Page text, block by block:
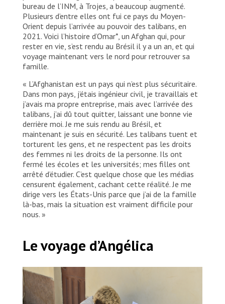
bureau de l’INM, à Trojes, a beaucoup augmenté.
Plusieurs d’entre elles ont fui ce pays du Moyen-
Orient depuis l’arrivée au pouvoir des talibans, en
2021. Voici l’histoire d’Omar*, un Afghan qui, pour
rester en vie, s’est rendu au Brésil il y a un an, et qui
voyage maintenant vers le nord pour retrouver sa
famille.
« L’Afghanistan est un pays qui n’est plus sécuritaire.
Dans mon pays, j’étais ingénieur civil, je travaillais et
j’avais ma propre entreprise, mais avec l’arrivée des
talibans, j’ai dû tout quitter, laissant une bonne vie
derrière moi. Je me suis rendu au Brésil, et
maintenant je suis en sécurité. Les talibans tuent et
torturent les gens, et ne respectent pas les droits
des femmes ni les droits de la personne. Ils ont
fermé les écoles et les universités; mes filles ont
arrêté d’étudier. C’est quelque chose que les médias
censurent également, cachant cette réalité. Je me
dirige vers les États-Unis parce que j’ai de la famille
là-bas, mais la situation est vraiment difficile pour
nous. »
Le voyage d’Angélica